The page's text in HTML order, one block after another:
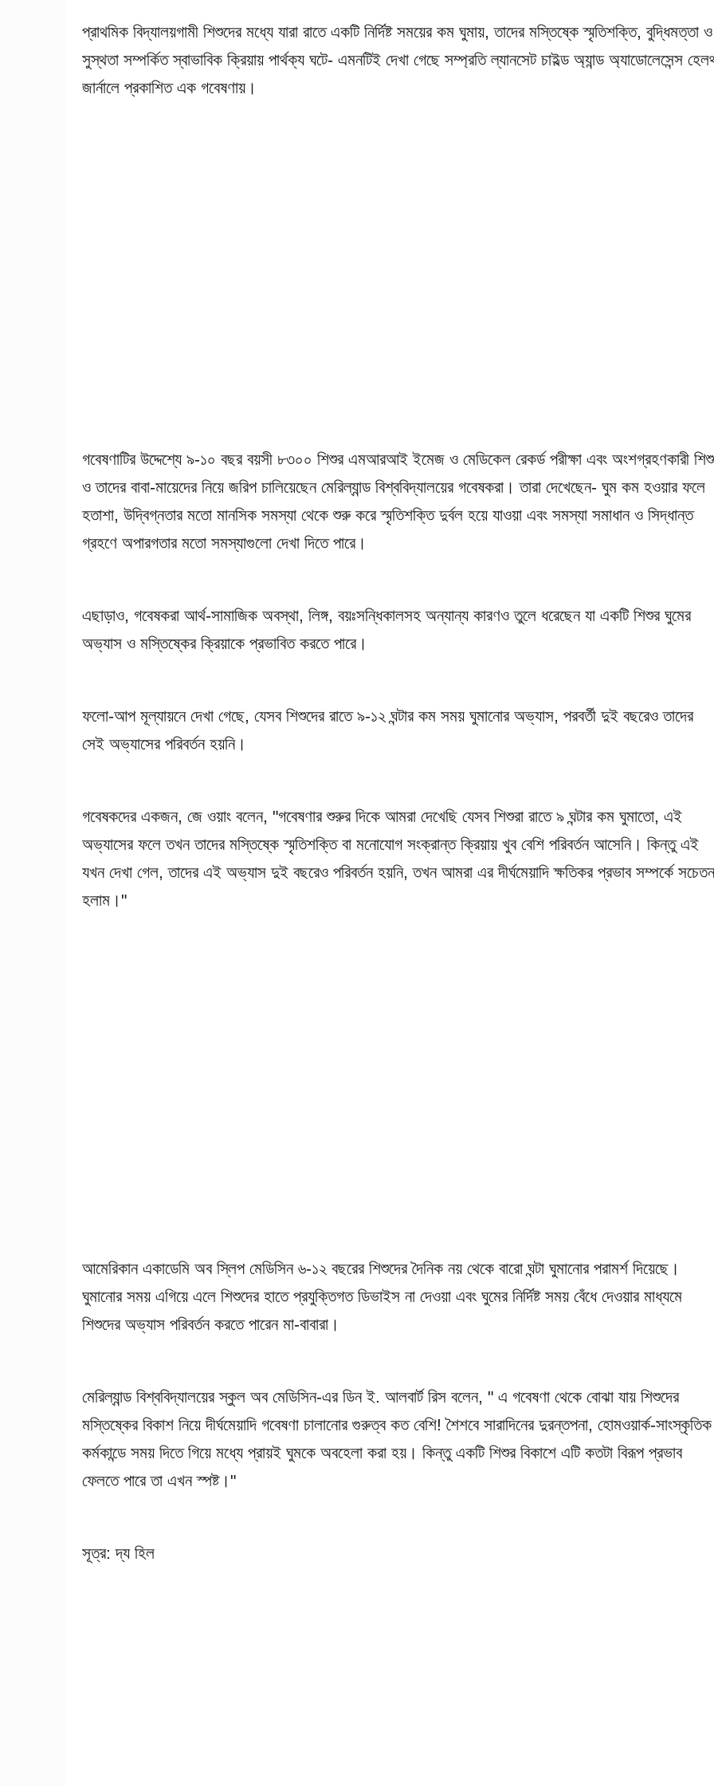
প্রাথমিক বিদ্যালয়গামী শিশুদের মধ্যে যারা রাতে একটি নির্দিষ্ট সময়ের কম ঘুমায়, তাদের মস্তিষ্কে স্মৃতিশক্তি, বুদ্ধিমত্তা ও
সুস্থতা সম্পর্কিত স্বাভাবিক ক্রিয়ায় পার্থক্য ঘটে- এমনটিই দেখা গেছে সম্প্রতি ল্যানসেট চাইল্ড অ্যান্ড অ্যাডোলেসেন্স
জার্নালে প্রকাশিত এক গবেষণায়।
গবেষণাটির উদ্দেশ্যে ৯-১০ বছর বয়সী ৮৩০০ শিশুর এমআরআই ইমেজ ও মেডিকেল রেকর্ড পরীক্ষা এবং অংশগ্রহণকারী শিশু
ও তাদের বাবা-মায়েদের নিয়ে জরিপ চালিয়েছেন মেরিল্যান্ড বিশ্ববিদ্যালয়ের গবেষকরা। তারা দেখেছেন- ঘুম কম হওয়ার ফলে
হতাশা, উদ্বিগ্নতার মতো মানসিক সমস্যা থেকে শুরু করে স্মৃতিশক্তি দুর্বল হয়ে যাওয়া এবং সমস্যা সমাধান ও সিদ্ধান্ত
গ্রহণে অপারগতার মতো সমস্যাগুলো দেখা দিতে পারে।
এছাড়াও, গবেষকরা আর্থ-সামাজিক অবস্থা, লিঙ্গ, বয়ঃসন্ধিকালসহ অন্যান্য কারণও তুলে ধরেছেন যা একটি শিশুর ঘুমের
অভ্যাস ও মস্তিষ্কের ক্রিয়াকে প্রভাবিত করতে পারে।
ফলো-আপ মূল্যায়নে দেখা গেছে, যেসব শিশুদের রাতে ৯-১২ ঘন্টার কম সময় ঘুমানোর অভ্যাস, পরবর্তী দুই বছরেও তাদের
সেই অভ্যাসের পরিবর্তন হয়নি।
গবেষকদের একজন, জে ওয়াং বলেন, "গবেষণার শুরুর দিকে আমরা দেখেছি যেসব শিশুরা রাতে ৯ ঘন্টার কম ঘুমাতো, এই
অভ্যাসের ফলে তখন তাদের মস্তিষ্কে স্মৃতিশক্তি বা মনোযোগ সংক্রান্ত ক্রিয়ায় খুব বেশি পরিবর্তন আসেনি। কিন্তু এই
যখন দেখা গেল, তাদের এই অভ্যাস দুই বছরেও পরিবর্তন হয়নি, তখন আমরা এর দীর্ঘমেয়াদি ক্ষতিকর প্রভাব সম্পর্কে সচেতন
হলাম।"
আমেরিকান একাডেমি অব স্লিপ মেডিসিন ৬-১২ বছরের শিশুদের দৈনিক নয় থেকে বারো ঘন্টা ঘুমানোর পরামর্শ দিয়েছে।
ঘুমানোর সময় এগিয়ে এলে শিশুদের হাতে প্রযুক্তিগত ডিভাইস না দেওয়া এবং ঘুমের নির্দিষ্ট সময় বেঁধে দেওয়ার মাধ্যমে
শিশুদের অভ্যাস পরিবর্তন করতে পারেন মা-বাবারা।
মেরিল্যান্ড বিশ্ববিদ্যালয়ের স্কুল অব মেডিসিন-এর ডিন ই. আলবার্ট রিস বলেন, " এ গবেষণা থেকে বোঝা যায় শিশুদের
মস্তিষ্কের বিকাশ নিয়ে দীর্ঘমেয়াদি গবেষণা চালানোর গুরুত্ব কত বেশি! শৈশবে সারাদিনের দুরন্তপনা, হোমওয়ার্ক-সাংস্কৃতিক
কর্মকান্ডে সময় দিতে গিয়ে মধ্যে প্রায়ই ঘুমকে অবহেলা করা হয়। কিন্তু একটি শিশুর বিকাশে এটি কতটা বিরূপ প্রভাব
ফেলতে পারে তা এখন স্পষ্ট।"
সূত্র: দ্য হিল